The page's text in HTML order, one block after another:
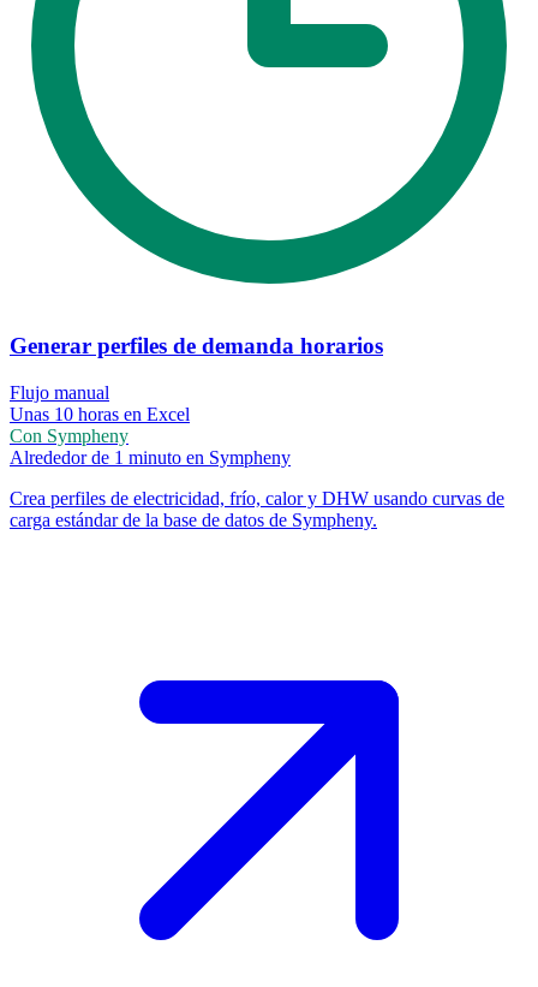
Generar perfiles de demanda horarios
Flujo manual
Unas 10 horas en Excel
Con Sympheny
Alrededor de 1 minuto en Sympheny
Crea perfiles de electricidad, frío, calor y DHW usando curvas de
carga estándar de la base de datos de Sympheny.